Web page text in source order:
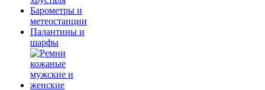
Барометры и
метеостанции
Палантины и
шарфы